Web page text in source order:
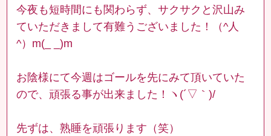
今夜も短時間にも関わらず、サクサクと沢山み
ていただきまして有難うございました！（^人
^）m(_ _)m
お陰様にて今週はゴールを先にみて頂いていた
ので、頑張る事が出来ました！ヽ(´▽｀)/
先ずは、熟睡を頑張ります（笑）